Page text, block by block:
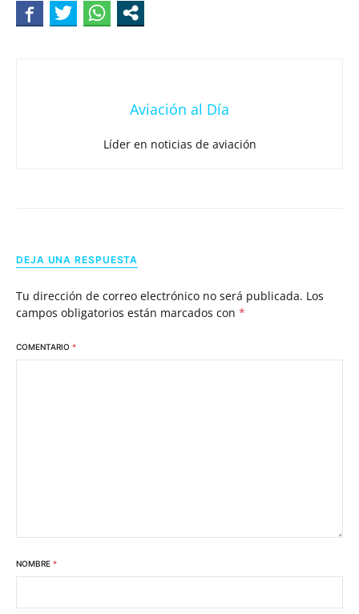
Aviación al Día
Líder en noticias de aviación
DEJA UNA RESPUESTA
Tu dirección de correo electrónico no será publicada. Los
campos obligatorios están marcados con *
COMENTARIO *
NOMBRE *